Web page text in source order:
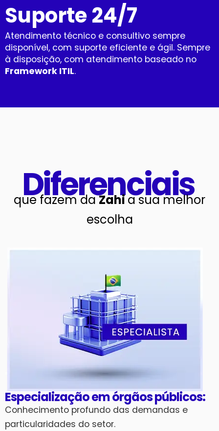
Suporte 24/7
Atendimento técnico e consultivo sempre
disponível, com suporte eficiente e ágil. Sempre
à disposição, com atendimento baseado no
Framework ITIL.
Diferenciais
que fazem daZahia sua melhor
escolha
Especialização em órgãos públicos:
Conhecimento profundo das demandas e
particularidades do setor.